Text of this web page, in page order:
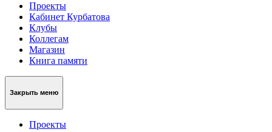
Проекты
Кабинет Курбатова
Клубы
Коллегам
Магазин
Книга памяти
Закрыть меню
Проекты